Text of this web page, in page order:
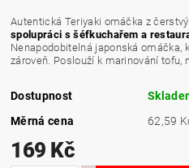
Autentická Teriyaki omáčka z
spolupráci s šéfkuchařem a
Nenapodobitelná japonská omáčka,
zároveň. Poslouží k marinování tofu,
Dostupnost
Měrná cena
62,59
169 Kč